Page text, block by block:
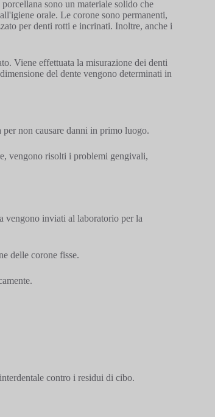
sono un materiale solido che
orale. Le corone sono permanenti,
per denti rotti e incrinati. Inoltre, anche i
Viene effettuata la misurazione dei denti
del dente vengono determinati in
non causare danni in primo luogo.
vengono risolti i problemi gengivali,
vengono inviati al laboratorio per la
delle corone fisse.
contro i residui di cibo.